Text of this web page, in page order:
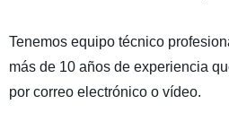
Tenemos equipo técnico
más de 10 años de experiencia
por correo electrónico o vídeo.